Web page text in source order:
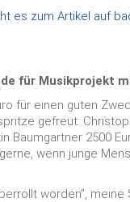
es zum Artikel auf
für Musikprojekt
für einen guten
gefreut:
Baumgartner 2500
wenn junge
worden",